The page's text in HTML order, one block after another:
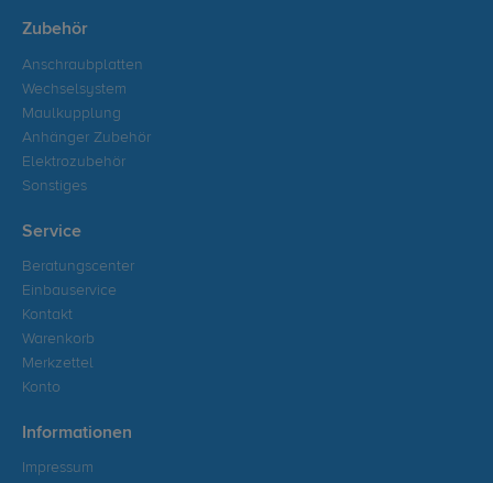
Zubehör
Anschraubplatten
Wechselsystem
Maulkupplung
Anhänger Zubehör
Elektrozubehör
Sonstiges
Service
Beratungscenter
Einbauservice
Kontakt
Warenkorb
Merkzettel
Konto
Informationen
Impressum